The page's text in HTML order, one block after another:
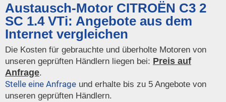
Austausch-Motor CITROËN C3 2
SC 1.4 VTi: Angebote aus dem
Internet vergleichen
Die Kosten für gebrauchte und überholte Motoren von
unseren geprüften Händlern liegen bei: Preis auf
Anfrage.
Stelle eine Anfrage und erhalte bis zu 5 Angebote von
unseren geprüften Händlern.